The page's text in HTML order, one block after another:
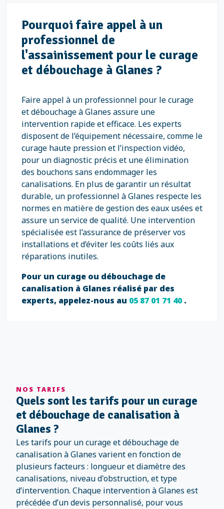
Pourquoi faire appel à un
professionnel de
l'assainissement pour le curage
et débouchage à Glanes ?
Faire appel à un professionnel pour le curage
et débouchage à Glanes assure une
intervention rapide et efficace. Les experts
disposent de l’équipement nécessaire, comme le
curage haute pression et l’inspection vidéo,
pour un diagnostic précis et une élimination
des bouchons sans endommager les
canalisations. En plus de garantir un résultat
durable, un professionnel à Glanes respecte les
normes en matière de gestion des eaux usées et
assure un service de qualité. Une intervention
spécialisée est l’assurance de préserver vos
installations et d’éviter les coûts liés aux
réparations inutiles.
Pour un curage ou débouchage de
canalisation à Glanes réalisé par des
experts, appelez-nous au 05 87 01 71 40.
NOS TARIFS
Quels sont les tarifs pour un curage
et débouchage de canalisation à
Glanes ?
Les tarifs pour un curage et débouchage de
canalisation à Glanes varient en fonction de
plusieurs facteurs : longueur et diamètre des
canalisations, niveau d'obstruction, et type
d’intervention. Chaque intervention à Glanes est
précédée d’un devis personnalisé, pour vous